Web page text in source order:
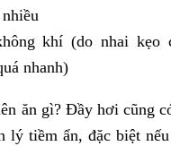
khí (do nhai kẹo
nhanh)
ăn gì? Đầy hơi cũng
lý tiềm ẩn, đặc biệt